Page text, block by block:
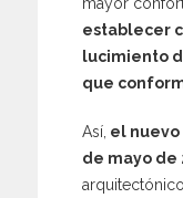
establecer
lucimiento
que
Así, el
de mayo de